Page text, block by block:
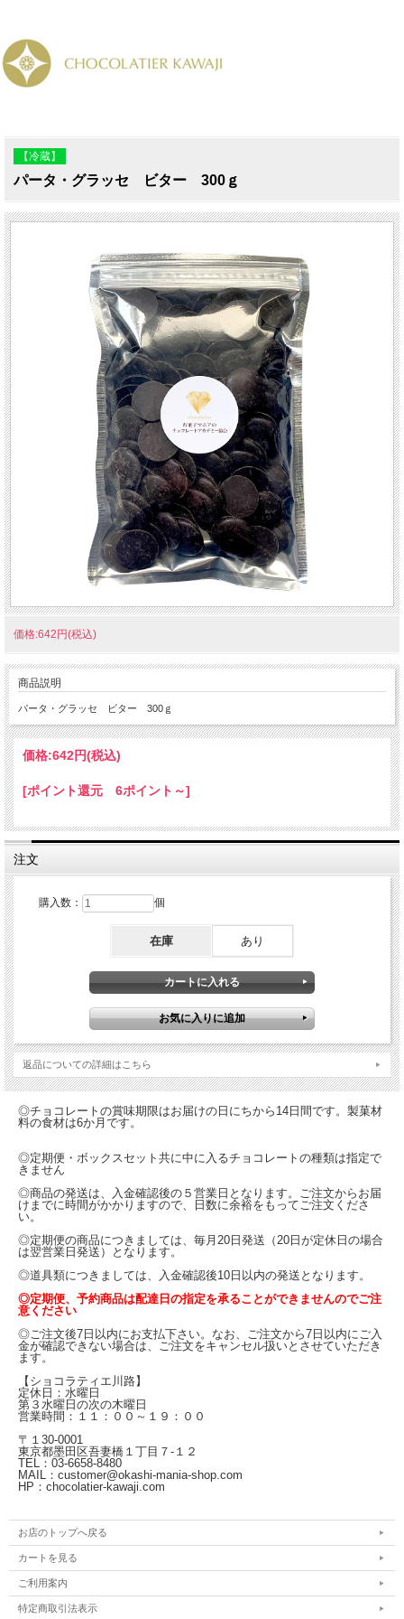
【冷蔵】
パータ・グラッセ ビター 300ｇ
価格:642円(税込)
商品説明
パータ・グラッセ ビター 300ｇ
価格:642円(税込)
[ポイント還元 6ポイント～]
注文
購入数： 個
在庫 あり
返品についての詳細はこちら
◎チョコレートの賞味期限はお届けの日にちから14日間です。製菓材
料の食材は6か月です。
◎定期便・ボックスセット共に中に入るチョコレートの種類は指定で
きません
◎商品の発送は、入金確認後の５営業日となります。ご注文からお届
けまでに時間がかかりますので、日数に余裕をもってご注文くださ
い。
◎定期便の商品につきましては、毎月20日発送（20日が定休日の場合
は翌営業日発送）となります。
◎道具類につきましては、入金確認後10日以内の発送となります。
◎定期便、予約商品は配達日の指定を承ることができませんのでご注
意ください
◎ご注文後7日以内にお支払下さい。なお、ご注文から7日以内にご入
金が確認できない場合は、ご注文をキャンセル扱いとさせていただき
ます。
【ショコラティエ川路】
定休日：水曜日
第３水曜日の次の木曜日
営業時間：１１：００～１９：００
〒１30-0001
東京都墨田区吾妻橋１丁目７-１２
TEL：03-6658-8480
MAIL：customer@okashi-mania-shop.com
HP：chocolatier-kawaji.com
お店のトップへ戻る
カートを見る
ご利用案内
特定商取引法表示